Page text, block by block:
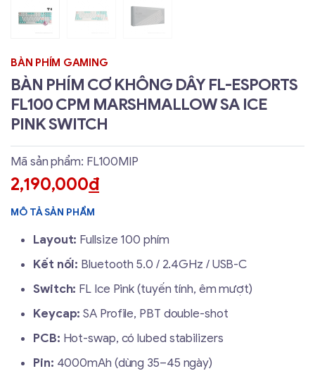
BÀN PHÍM GAMING
BÀN PHÍM CƠ KHÔNG DÂY FL-ESPORTS
FL100 CPM MARSHMALLOW SA ICE
PINK SWITCH
Mã sản phẩm: FL100MIP
2,190,000đ
MÔ TẢ SẢN PHẨM
Layout: Fullsize 100 phím
Kết nối: Bluetooth 5.0 / 2.4GHz / USB-C
Switch: FL Ice Pink (tuyến tính, êm mượt)
Keycap: SA Profile, PBT double-shot
PCB: Hot-swap, có lubed stabilizers
Pin: 4000mAh (dùng 35–45 ngày)